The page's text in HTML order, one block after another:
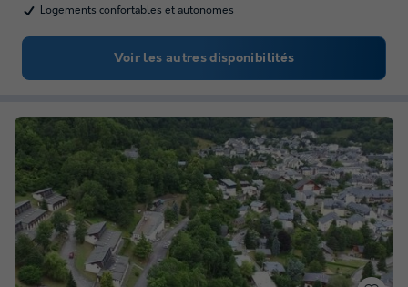
Logements confortables et autonomes
Voir les autres disponibilités